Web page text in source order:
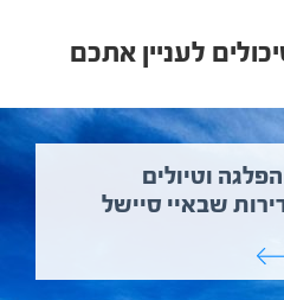
לעניין אתכם
וטיולים
שבאיי סיישל